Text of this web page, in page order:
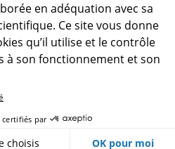
Le Mag
© 2026, CNRS
des cookies
en adéquation avec sa
Ce site vous donne
qu’il utilise et le contrôle
à son fonctionnement et son
certifiés par
choisis OK pour moi